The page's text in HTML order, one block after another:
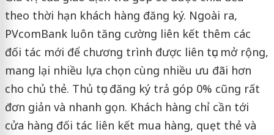
theo thời hạn khách hàng đăng ký. Ngoài ra,
PVcomBank luôn tăng cường liên kết thêm các
đối tác mới để chương trình được liên tục mở rộng,
mang lại nhiều lựa chọn cùng nhiều ưu đãi hơn
cho chủ thẻ. Thủ tục đăng ký trả góp 0% cũng rất
đơn giản và nhanh gọn. Khách hàng chỉ cần tới
cửa hàng đối tác liên kết mua hàng, quẹt thẻ và